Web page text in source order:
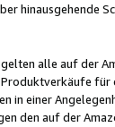
hinausgehende
gelten alle auf der
für
in einer
den auf der